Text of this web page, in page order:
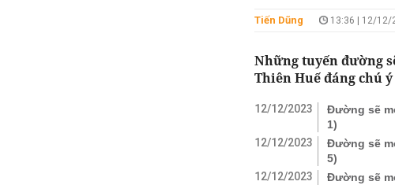
Tiến Dũng 13:36 | 12/12/
Những tuyến đường
Thiên Huế đáng chú
12/12/2023
Đường sẽ
1)
12/12/2023
Đường sẽ
5)
12/12/2023
Đường sẽ